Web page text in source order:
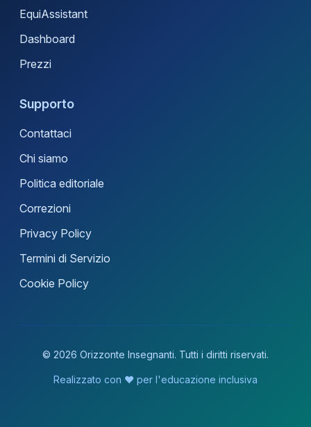
EquiAssistant
Dashboard
Prezzi
Supporto
Contattaci
Chi siamo
Politica editoriale
Correzioni
Privacy Policy
Termini di Servizio
Cookie Policy
© 2026 Orizzonte Insegnanti. Tutti i diritti riservati.
Realizzato con ❤️ per l'educazione inclusiva